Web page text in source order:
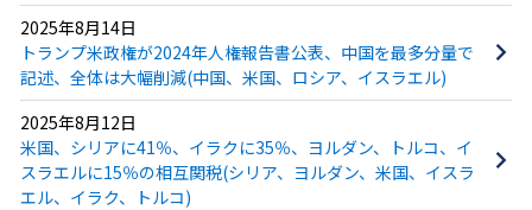
2025年8月14日
トランプ米政権が2024年人権報告書公表、中国を最多分量で
記述、全体は大幅削減(中国、米国、ロシア、イスラエル)
2025年8月12日
米国、シリアに41％、イラクに35％、ヨルダン、トルコ、イ
スラエルに15％の相互関税(シリア、ヨルダン、米国、イスラ
エル、イラク、トルコ)